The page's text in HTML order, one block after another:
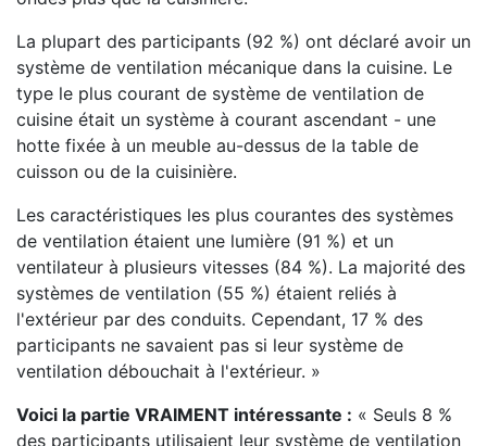
La plupart des participants (92 %) ont déclaré avoir un
système de ventilation mécanique dans la cuisine. Le
type le plus courant de système de ventilation de
cuisine était un système à courant ascendant - une
hotte fixée à un meuble au-dessus de la table de
cuisson ou de la cuisinière.
Les caractéristiques les plus courantes des systèmes
de ventilation étaient une lumière (91 %) et un
ventilateur à plusieurs vitesses (84 %). La majorité des
systèmes de ventilation (55 %) étaient reliés à
l'extérieur par des conduits. Cependant, 17 % des
participants ne savaient pas si leur système de
ventilation débouchait à l'extérieur. »
Voici la partie VRAIMENT intéressante : « Seuls 8 %
des participants utilisaient leur système de ventilation